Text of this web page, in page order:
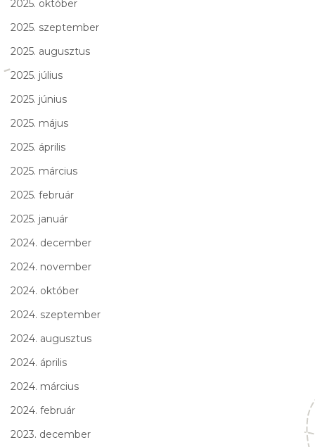
2025. október
2025. szeptember
2025. augusztus
2025. július
2025. június
2025. május
2025. április
2025. március
2025. február
2025. január
2024. december
2024. november
2024. október
2024. szeptember
2024. augusztus
2024. április
2024. március
2024. február
2023. december